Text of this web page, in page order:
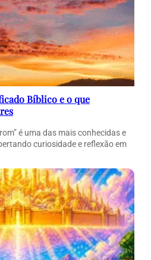
Bíblico e o que
é uma das mais conhecidas e
curiosidade e reflexão em